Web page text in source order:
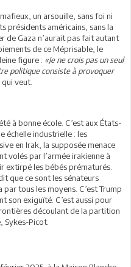
un arsouille, sans foi ni
présidents américains, sans la
de Gaza n’aurait pas fait autant
de ce Méprisable, le
figure : «Je ne crois pas un seul
politique consiste à provoquer
qui veut.
à bonne école. C’est aux États-
échelle industrielle : les
en Irak, la supposée menace
volés par l’armée irakienne à
extirpé les bébés prématurés.
que ce sont les sénateurs
tous les moyens. C’est Trump
son exiguïté. C’est aussi pour
découlant de la partition
Sykes-Picot.